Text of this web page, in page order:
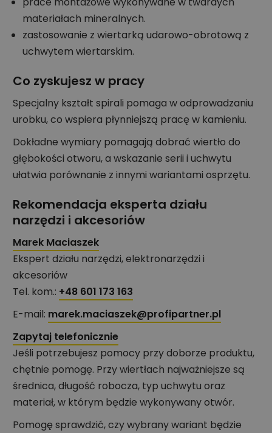
materiałach mineralnych.
zastosowanie z wiertarką udarowo-obrotową z
uchwytem wiertarskim.
Co zyskujesz w pracy
Specjalny kształt spirali pomaga w odprowadzaniu
urobku, co wspiera płynniejszą pracę w kamieniu.
Dokładne wymiary pomagają dobrać wiertło do
głębokości otworu, a wskazanie serii i uchwytu
ułatwia porównanie z innymi wariantami osprzętu.
Rekomendacja eksperta działu
narzędzi i akcesoriów
Marek Maciaszek
Ekspert działu narzędzi, elektronarzędzi i
akcesoriów
Tel. kom.: +48 601 173 163
E-mail: marek.maciaszek@profipartner.pl
Zapytaj telefonicznie
Jeśli potrzebujesz pomocy przy doborze produktu,
chętnie pomogę. Przy wiertłach najważniejsze są
średnica, długość robocza, typ uchwytu oraz
materiał, w którym będzie wykonywany otwór.
Pomogę sprawdzić, czy wybrany wariant będzie